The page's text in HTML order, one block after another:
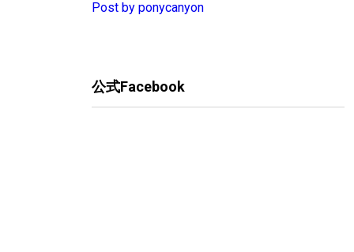
Post by ponycanyon
公式Facebook